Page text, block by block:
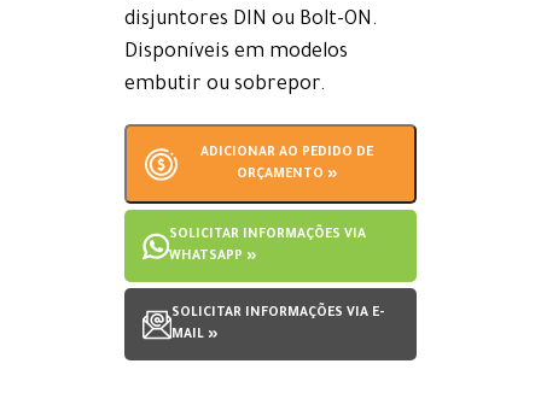
disjuntores DIN ou Bolt-ON.
Disponíveis em modelos
embutir ou sobrepor.
ADICIONAR AO PEDIDO DE
ORÇAMENTO »
SOLICITAR INFORMAÇÕES VIA
WHATSAPP »
SOLICITAR INFORMAÇÕES VIA E-
MAIL »